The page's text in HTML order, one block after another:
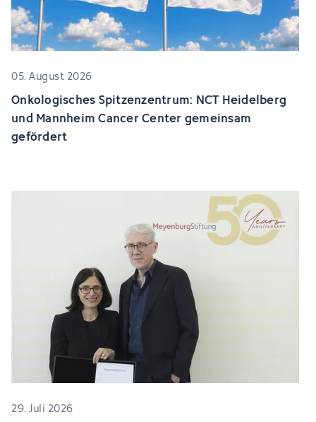
05. August 2026
Onkologisches Spitzenzentrum: NCT Heidelberg
und Mannheim Cancer Center gemeinsam
gefördert
29. Juli 2026